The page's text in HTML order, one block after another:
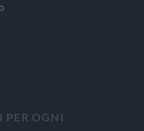
PER OGNI